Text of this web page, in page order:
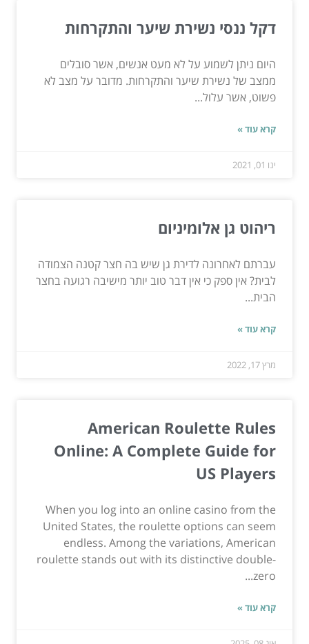
דקל ננסי נשירת שיער והתקרחות
היום ניתן לשמוע על לא מעט אנשים, אשר סובלים
ממצב של נשירת שיער והתקרחות. מדובר על מצב לא
פשוט, אשר עלול...
קרא עוד »
ינו 01, 2021
ריהוט גן אלומיניום
עברתם לאחרונה לדירת גן שיש בה חצר קטנה הצמודה
לבית? אין ספק כי אין דבר טוב יותר מישיבה רגועה בחצר
הבית...
קרא עוד »
מרץ 17, 2022
American Roulette Rules
Online: A Complete Guide for
US Players
When you log into an online casino from the
United States, the roulette options can seem
endless. Among the variations, American
roulette stands out with its distinctive double-
zero...
קרא עוד »